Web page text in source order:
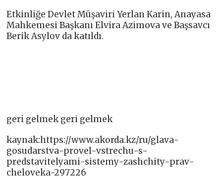
Etkinliğe Devlet Müşaviri Yerlan Karin, Anayasa
Mahkemesi Başkanı Elvira Azimova ve Başsavcı
Berik Asylov da katıldı.
geri gelmek geri gelmek
kaynak:https://www.akorda.kz/ru/glava-
gosudarstva-provel-vstrechu-s-
predstavitelyami-sistemy-zashchity-prav-
cheloveka-297226